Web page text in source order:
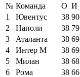
№ Команда О И
1
Ювентус 38 90
2
Наполи 38 79
3
Аталанта 38 69
4
Интер М 38 69
5
Милан 38 68
6
Рома 38 66